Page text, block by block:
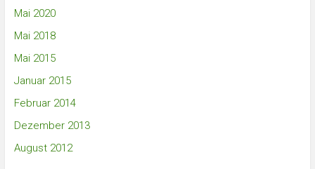
Mai 2020
Mai 2018
Mai 2015
Januar 2015
Februar 2014
Dezember 2013
August 2012